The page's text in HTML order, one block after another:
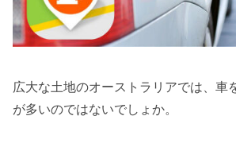
広大な土地のオーストラリアでは、車
が多いのではないでしょか。